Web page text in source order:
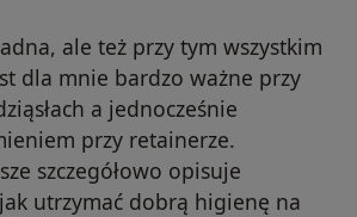
ale też przy tym wszystkim
dla mnie bardzo ważne przy
a jednocześnie
przy retainerze.
szczegółowo opisuje
utrzymać dobrą higienę na